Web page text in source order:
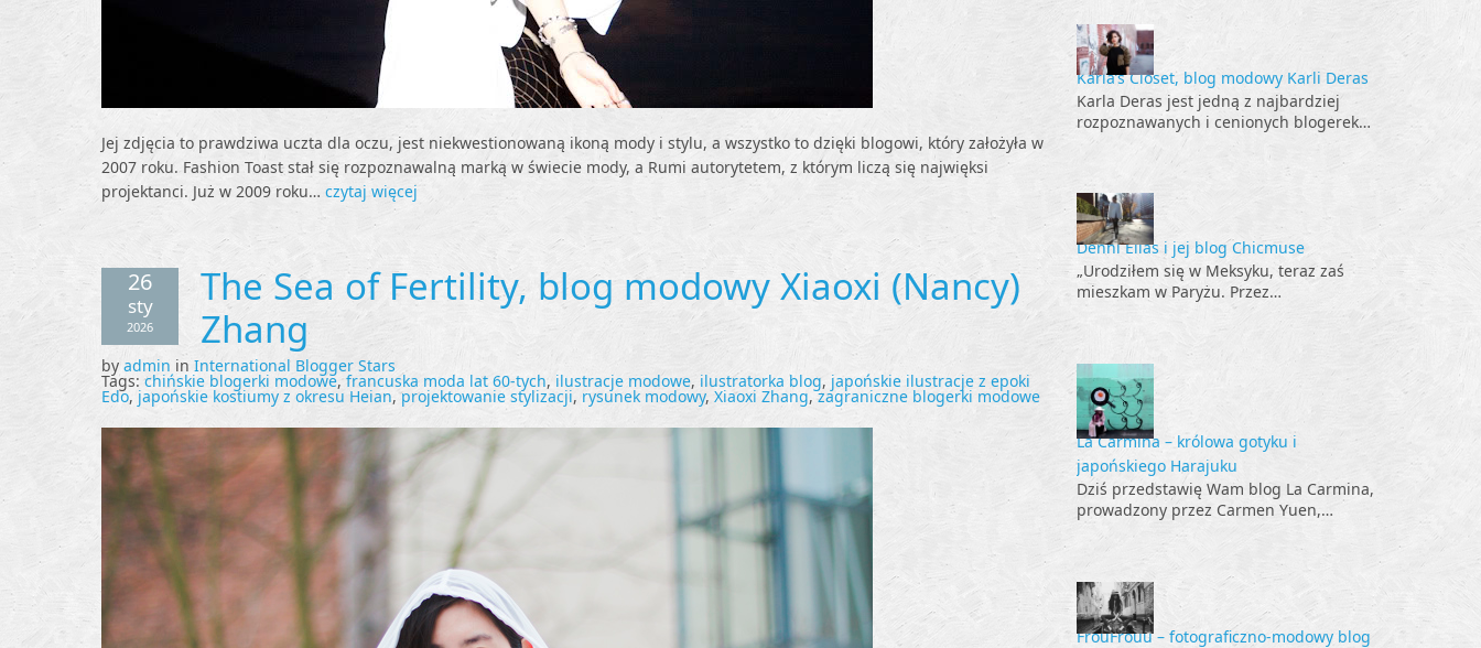
Jej zdjęcia to prawdziwa uczta dla oczu, jest niekwestionowaną ikoną mody i stylu, a wszystko to dzięki blogowi, który założyła w
2007 roku. Fashion Toast stał się rozpoznawalną marką w świecie mody, a Rumi autorytetem, z którym liczą się najwięksi
projektanci. Już w 2009 roku… czytaj więcej
26
sty
2026
The Sea of Fertility, blog modowy Xiaoxi (Nancy)
Zhang
by admin in International Blogger Stars
Tags: chińskie blogerki modowe, francuska moda lat 60-tych, ilustracje modowe, ilustratorka blog, japońskie ilustracje z epoki
Edo, japońskie kostiumy z okresu Heian, projektowanie stylizacji, rysunek modowy, Xiaoxi Zhang,zagraniczne blogerki modowe
Karla’s Closet, blog modowy Karli Deras
Karla Deras jest jedną z najbardziej
rozpoznawanych i cenionych blogerek…
Denni Elias i jej blog Chicmuse
„Urodziłem się w Meksyku, teraz zaś
mieszkam w Paryżu. Przez…
La Carmina – królowa gotyku i
japońskiego Harajuku
Dziś przedstawię Wam blog La Carmina,
prowadzony przez Carmen Yuen,…
FrouFrouu – fotograficzno-modowy blog